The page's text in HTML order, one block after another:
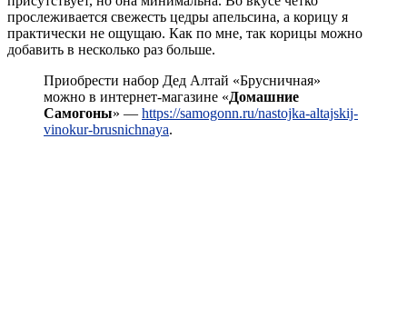
прослеживается свежесть цедры апельсина, а корицу я
практически не ощущаю. Как по мне, так корицы можно
добавить в несколько раз больше.
Приобрести набор Дед Алтай «Брусничная»
можно в интернет-магазине «Домашние
Самогоны» — https://samogonn.ru/nastojka-altajskij-
vinokur-brusnichnaya.